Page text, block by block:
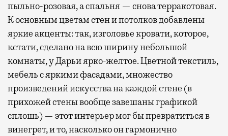
пыльно-розовая, а спальня — снова терракотовая.
К основным цветам стен и потолков добавлены
яркие акценты: так, изголовье кровати, которое,
кстати, сделано на всю ширину небольшой
комнаты, у Дарьи ярко-желтое. Цветной текстиль,
мебель с яркими фасадами, множество
произведений искусства на каждой стене (в
прихожей стены вообще завешаны графикой
сплошь) — этот интерьер мог бы превратиться в
винегрет, и то, насколько он гармонично